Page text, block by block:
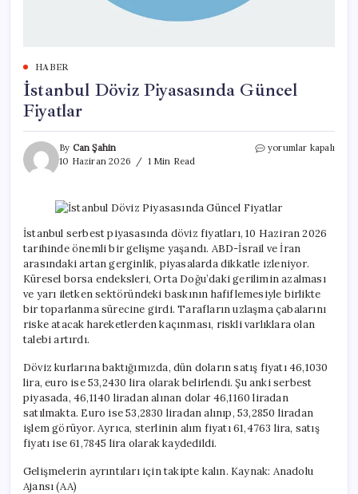
HABER
İstanbul Döviz Piyasasında Güncel
Fiyatlar
By Can Şahin
10 Haziran 2026
1 Min Read
İstanbul
Fiyatlar
için
yorumlar kapalı
İstanbul serbest piyasasında döviz fiyatları, 10 Haziran 2026
tarihinde önemli bir gelişme yaşandı. ABD-İsrail ve İran
arasındaki artan gerginlik, piyasalarda dikkatle izleniyor.
Küresel borsa endeksleri, Orta Doğu’daki gerilimin azalması
ve yarı iletken sektöründeki baskının hafiflemesiyle birlikte
bir toparlanma sürecine girdi. Tarafların uzlaşma çabalarını
riske atacak hareketlerden kaçınması, riskli varlıklara olan
talebi artırdı.
Döviz kurlarına baktığımızda, dün doların satış fiyatı 46,1030
lira, euro ise 53,2430 lira olarak belirlendi. Şu anki serbest
piyasada, 46,1140 liradan alınan dolar 46,1160 liradan
satılmakta. Euro ise 53,2830 liradan alınıp, 53,2850 liradan
işlem görüyor. Ayrıca, sterlinin alım fiyatı 61,4763 lira, satış
fiyatı ise 61,7845 lira olarak kaydedildi.
Gelişmelerin ayrıntıları için takipte kalın. Kaynak: Anadolu
Ajansı (AA)